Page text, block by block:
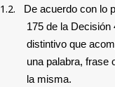
1.2.
De acuerdo con lo
175 de la
distintivo que
una palabra, frase
la misma.